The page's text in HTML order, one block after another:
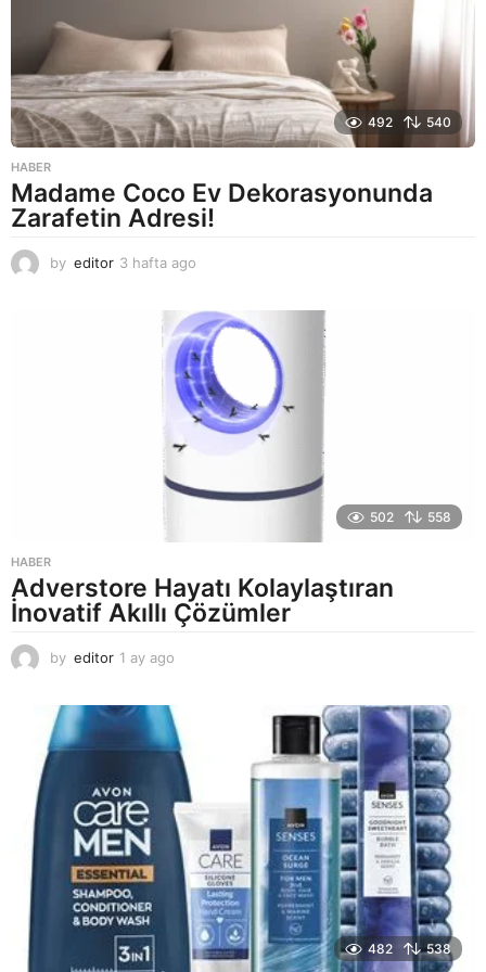
492 540
HABER
Madame Coco Ev Dekorasyonunda
Zarafetin Adresi!
by editor 3 hafta ago
a
g
o
502 558
HABER
Adverstore Hayatı Kolaylaştıran
İnovatif Akıllı Çözümler
by editor 1 ay ago
a
g
o
482 538